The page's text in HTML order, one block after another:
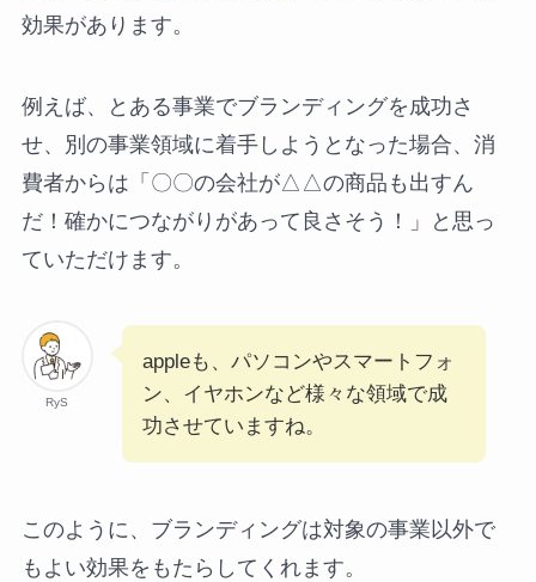
効果があります。
例えば、とある事業でブランディングを成功さ
せ、別の事業領域に着手しようとなった場合、消
費者からは「〇〇の会社が△△の商品も出すん
だ！確かにつながりがあって良さそう！」と思っ
ていただけます。
RyS
appleも、パソコンやスマートフォ
ン、イヤホンなど様々な領域で成
功させていますね。
このように、ブランディングは対象の事業以外で
もよい効果をもたらしてくれます。